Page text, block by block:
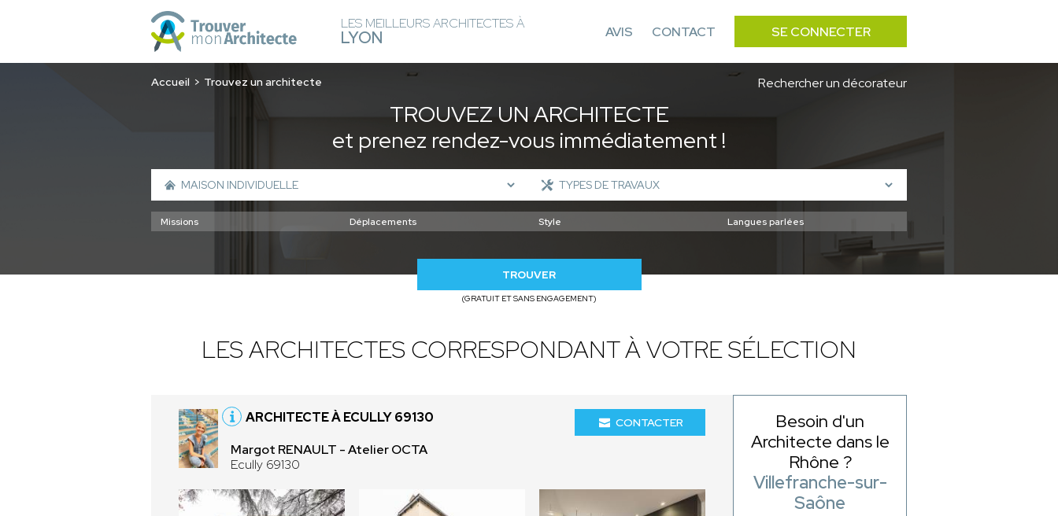
LES MEILLEURS ARCHITECTES À
LYON AVIS CONTACT SE CONNECTER
Accueil Trouvez un architecte Rechercher un décorateur
TROUVEZ UN ARCHITECTE
et prenez rendez-vous immédiatement !
TROUVER
(GRATUIT ET SANS ENGAGEMENT)
LES ARCHITECTES CORRESPONDANT À VOTRE SÉLECTION
ARCHITECTE À ECULLY 69130
Margot RENAULT - Atelier OCTA
Ecully 69130
CONTACTER
Besoin d'un
Architecte dans le
Rhône ?
Villefranche-sur-
Saône